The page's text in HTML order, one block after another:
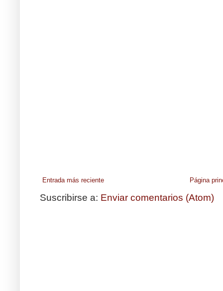
Entrada más reciente Página
Suscribirse a: Enviar comentarios (Atom)